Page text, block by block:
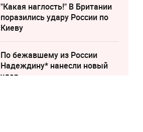
"Какая наглость!" В Британии
поразились удару России по
Киеву
По бежавшему из России
Надеждину* нанесли новый
удар